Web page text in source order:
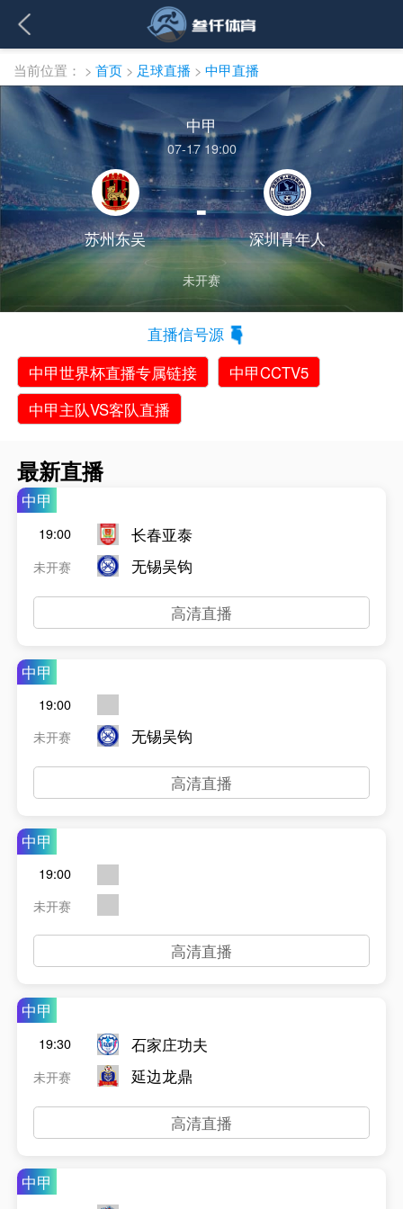
当前位置： > 首页 > 足球直播 > 中甲直播
中甲
07-17 19:00
苏州东吴
-
深圳青年人
未开赛
直播信号源
中甲世界杯直播专属链接
中甲CCTV5
中甲主队VS客队直播
最新直播
中甲
19:00
未开赛
长春亚泰
无锡吴钩
高清直播
中甲
19:00
未开赛
无锡吴钩
高清直播
中甲
19:00
未开赛
高清直播
中甲
19:30
未开赛
石家庄功夫
延边龙鼎
高清直播
中甲